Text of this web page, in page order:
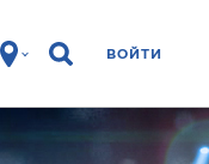
ВОЙТИ